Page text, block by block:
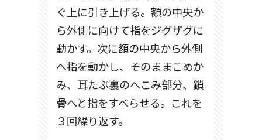
ぐ上に引き上げる。額の中央か
ら外側に向けて指をジグザグに
動かす。次に額の中央から外側
へ指を動かし、そのままこめか
み、耳たぶ裏のへこみ部分、鎖
骨へと指をすべらせる。これを
３回繰り返す。